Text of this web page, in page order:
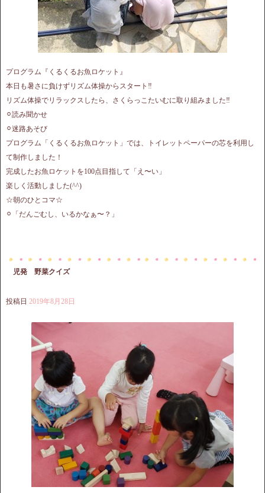
プログラム『くるくるお魚ロケット』
本日も暑さに負けずリズム体操からスタート‼︎
リズム体操でリラックスしたら、さくらっこたいむに取り組みました‼︎
⚪︎読み聞かせ
⚪︎迷路あそび
プログラム「くるくるお魚ロケット」では、トイレットペーパーの芯を利用し
て制作しました！
完成したお魚ロケットを100点目指して「え〜い」
楽しく活動しました(^^)
☆朝のひとコマ☆
⚪︎「だんごむし、いるかなぁ〜？」
児発 野菜クイズ
投稿日 2019年8月28日